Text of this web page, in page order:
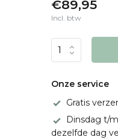
€89,95
Incl. btw
Onze service
Gratis
Dinsdag t/
dezelfde dag